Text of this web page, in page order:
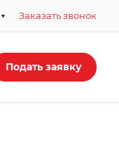
Заказать звонок
Подать заявку